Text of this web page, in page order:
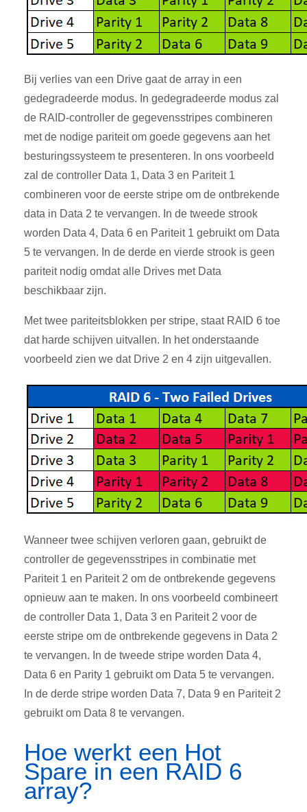
Bij verlies van een Drive gaat de array in een
gedegradeerde modus. In gedegradeerde modus zal
de RAID-controller de gegevensstripes combineren
met de nodige pariteit om goede gegevens aan het
besturingssysteem te presenteren. In ons voorbeeld
zal de controller Data 1, Data 3 en Pariteit 1
combineren voor de eerste stripe om de ontbrekende
data in Data 2 te vervangen. In de tweede strook
worden Data 4, Data 6 en Pariteit 1 gebruikt om Data
5 te vervangen. In de derde en vierde strook is geen
pariteit nodig omdat alle Drives met Data
beschikbaar zijn.
Met twee pariteitsblokken per stripe, staat RAID 6 toe
dat harde schijven uitvallen. In het onderstaande
voorbeeld zien we dat Drive 2 en 4 zijn uitgevallen.
Wanneer twee schijven verloren gaan, gebruikt de
controller de gegevensstripes in combinatie met
Pariteit 1 en Pariteit 2 om de ontbrekende gegevens
opnieuw aan te maken. In ons voorbeeld combineert
de controller Data 1, Data 3 en Pariteit 2 voor de
eerste stripe om de ontbrekende gegevens in Data 2
te vervangen. In de tweede stripe worden Data 4,
Data 6 en Parity 1 gebruikt om Data 5 te vervangen.
In de derde stripe worden Data 7, Data 9 en Pariteit 2
gebruikt om Data 8 te vervangen.
Hoe werkt een Hot
Spare in een RAID 6
array?